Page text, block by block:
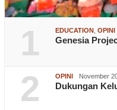
1 EDUCATION OPINI
Genesia
2 OPINI November
Dukungan